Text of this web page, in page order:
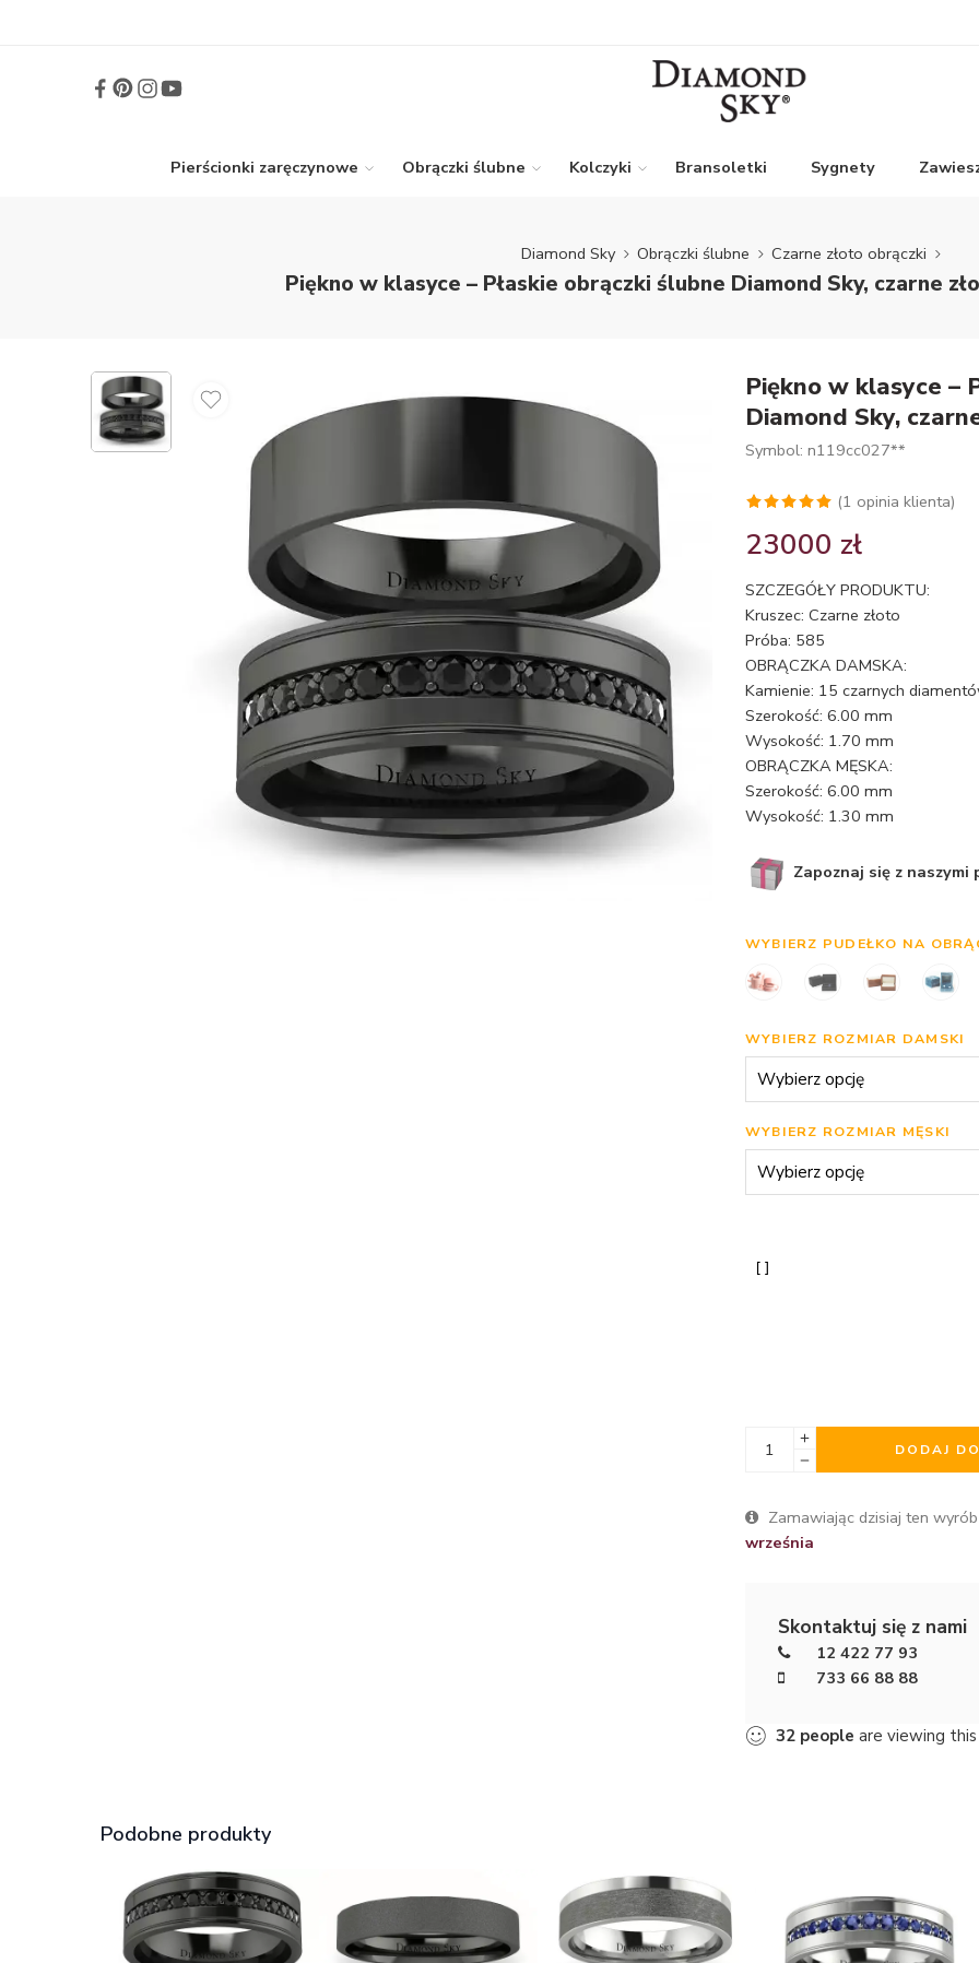
Pierścionki zaręczynowe Obrączki ślubne Kolczyki Bransoletki Sygnety
Diamond Sky Obrączki ślubne Czarne złoto obrączki
Piękno w klasyce – Płaskie obrączki ślubne Diamond Sky, czarne
Piękno w klasyce –
Diamond Sky,
Symbol: n119cc027**
5.00na 5
oceny
klienta
(1 opinia klienta)
23000 zł
SZCZEGÓŁY PRODUKTU:
Kruszec: Czarne złoto
Próba: 585
OBRĄCZKA DAMSKA:
Kamienie: 15 czarnych
Szerokość: 6.00 mm
Wysokość: 1.70 mm
OBRĄCZKA MĘSKA:
Szerokość: 6.00 mm
Wysokość: 1.30 mm
Zapoznaj się z naszymi
WYBIERZ PUDEŁKO NA
WYBIERZ ROZMIAR DAMSKI
WYBIERZ ROZMIAR MĘSKI
DODAJ
Zamawiając dzisiaj ten
września
Skontaktuj się z nami
12 422 77 93
733 66 88 88
32 people are viewing
Podobne produkty